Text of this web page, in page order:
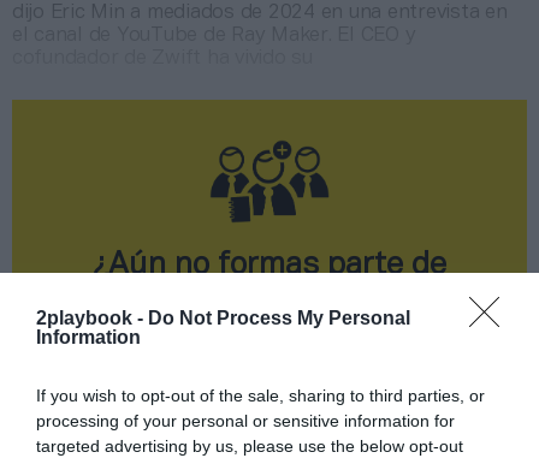
2playbook - Do Not Process My Personal
Information
If you wish to opt-out of the sale, sharing to third parties, or
processing of your personal or sensitive information for
targeted advertising by us, please use the below opt-out
dijo Eric Min a mediados de 2024 en una entrevista en
¿Aún no formas parte de
¡Hazte Socio para acceder a este contenido
¡Suscríbete! Inicia sesión